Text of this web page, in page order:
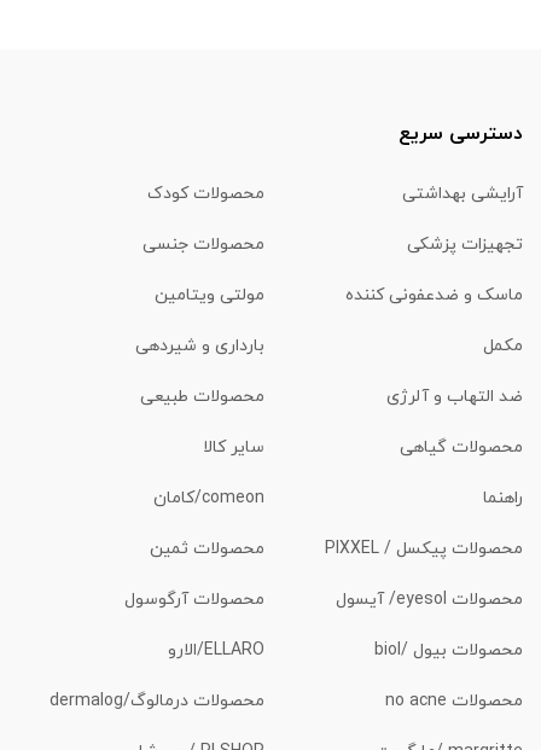
دسترسی سریع
آرایشی بهداشتی محصولات کودک
تجهیزات پزشکی محصولات جنسی
ماسک و ضدعفونی کننده مولتی ویتامین
مکمل بارداری و شیردهی
ضد التهاب و آلرژی محصولات طبیعی
محصولات گیاهی سایر کالا
راهنما comeon/کامان
محصولات پیکسل / PIXXEL محصولات ثمین
محصولات eyesol/ آیسول محصولات آرگوسول
محصولات بیول /biol ELLARO/الارو
محصولات no acne محصولات درمالوگ/dermalog